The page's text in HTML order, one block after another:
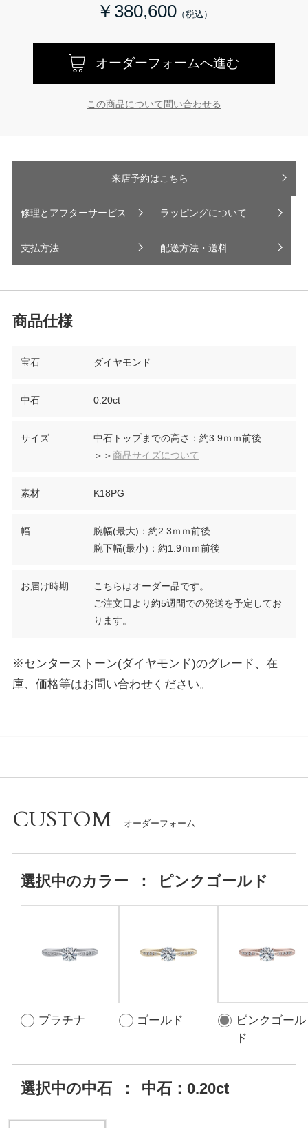
￥380,600
オーダーフォームへ進む
この商品について問い合わせる
来店予約はこちら
修理とアフターサービス ラッピングについて
支払方法 配送方法・送料
宝石 ダイヤモンド
中石 0.20ct
サイズ
中石トップまでの高さ：約3.9ｍｍ前後
＞＞商品サイズについて
素材 K18PG
幅
腕幅(最大)：約2.3ｍｍ前後
腕下幅(最小)：約1.9ｍｍ前後
お届け時期
こちらはオーダー品です。
ご注文日より約5週間での発送を予定してお
ります。
※センターストーン(ダイヤモンド)のグレード、在
庫、価格等はお問い合わせください。
CUSTOM
選択中のカラー ： ピンクゴールド
プラチナ ゴールド
ピンクゴール
ド
選択中の中石 ： 中石：0.20ct